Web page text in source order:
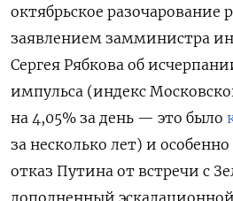
октябрьское разочарование
заявлением замминистра
Сергея Рябкова об
импульса (индекс
на 4,05% за день — это было
за несколько лет) и
отказ Путина от встречи с